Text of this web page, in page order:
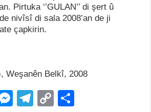
Pirtuka ‘’GULAN’’ di şert û
nivîsî di sala 2008’an de ji
çapkirin.
Weşanên Belkî, 2008
M T
C